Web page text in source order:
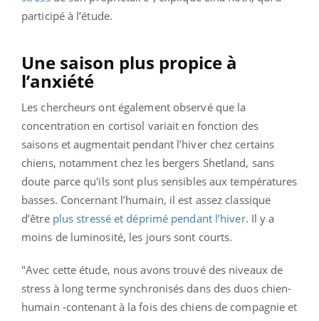
participé à l’étude.
Une saison plus propice à
l’anxiété
Les chercheurs ont également observé que la
concentration en cortisol variait en fonction des
saisons et augmentait pendant l’hiver chez certains
chiens, notamment chez les bergers Shetland, sans
doute parce qu'ils sont plus sensibles aux températures
basses. Concernant l’humain, il est assez classique
d’être plus stressé et déprimé pendant l’hiver. Il y a
moins de luminosité, les jours sont courts.
"Avec cette étude, nous avons trouvé des niveaux de
stress à long terme synchronisés dans des duos chien-
humain -contenant à la fois des chiens de compagnie et